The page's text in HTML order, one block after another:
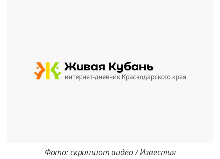
Фото: скриншот видео / Известия